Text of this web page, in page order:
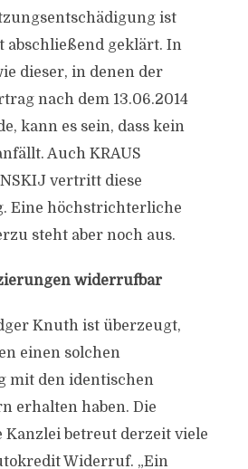
ist
abschließend geklärt. In
dieser, in denen der
nach dem 13.06.2014
kann es sein, dass kein
Auch KRAUS
vertritt diese
Eine höchstrichterliche
steht aber noch aus.
widerrufbar
Knuth ist überzeugt,
einen solchen
mit den identischen
erhalten haben. Die
Kanzlei betreut derzeit viele
Widerruf. „Ein